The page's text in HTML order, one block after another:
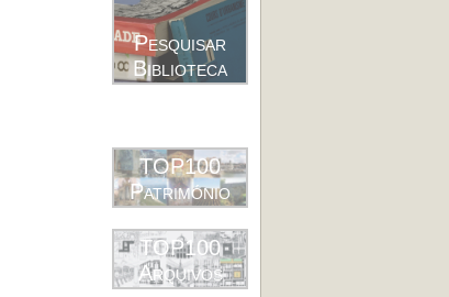
Pesquisar
Biblioteca
TOP100
Património
TOP100
Arquivos